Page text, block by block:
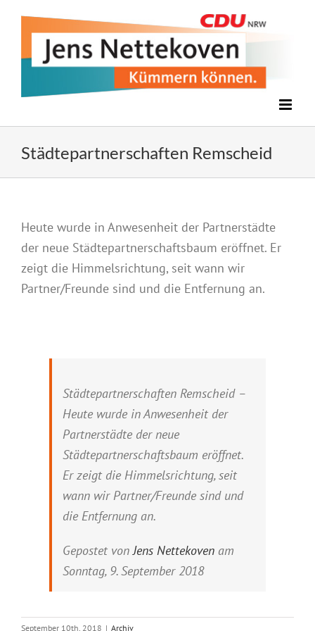
Städtepartnerschaften Remscheid
Heute wurde in Anwesenheit der Partnerstädte
der neue Städtepartnerschaftsbaum eröffnet. Er
zeigt die Himmelsrichtung, seit wann wir
Partner/Freunde sind und die Entfernung an.
Städtepartnerschaften Remscheid –
Heute wurde in Anwesenheit der
Partnerstädte der neue
Städtepartnerschaftsbaum eröffnet.
Er zeigt die Himmelsrichtung, seit
wann wir Partner/Freunde sind und
die Entfernung an.
Gepostet vonJens Nettekoven am
Sonntag, 9. September 2018
September 10th, 2018 | Archiv